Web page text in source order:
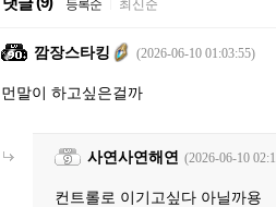
등록순 최신순
깜장스타킹 (2026-06-10 01:03:55)
먼말이 하고싶은걸까
사연사연해연 (2026-06-10
컨트롤로 이기고싶다 아닐까용